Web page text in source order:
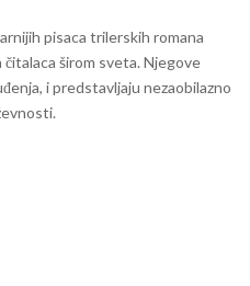
pisaca trilerskih romana
čitalaca širom sveta. Njegove
i predstavljaju nezaobilazno